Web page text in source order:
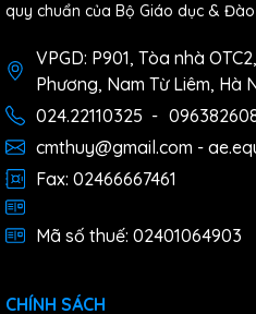
quy chuẩn của Bộ Giáo dục &
VPGD: P901, Tòa nhà
Phương, Nam Từ Liêm, Hà
024.22110325 -
cmthuy@gmail.com -
Fax: 02466667461
Mã số thuế: 02401064903
CHÍNH SÁCH